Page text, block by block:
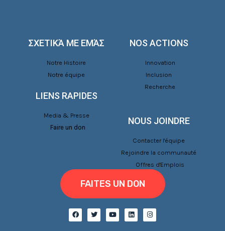
ΣΧΕΤΙΚΆ ΜΕ ΕΜΆΣ
Notre Histoire
Notre équipe
NOS ACTIONS
Innovation
Inclusion
Recherche
LIENS RAPIDES
Media & Presse
Faire un don
NOUS JOINDRE
Contacter l'équipe
Rejoindre la communauté
Offres d'Emplois
FAITES UN DON